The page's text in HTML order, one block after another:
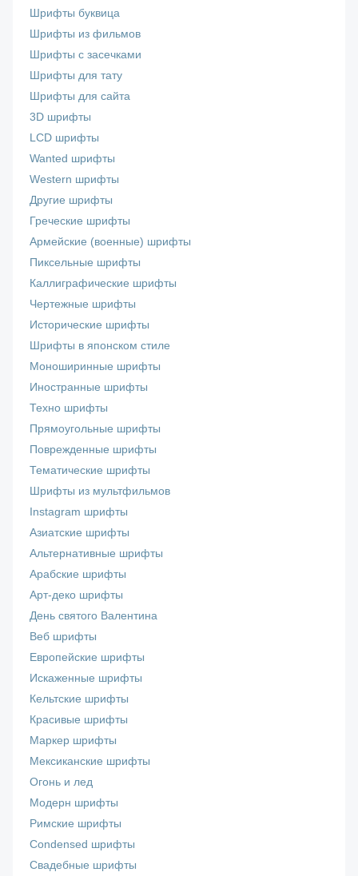
Шрифты буквица
Шрифты из фильмов
Шрифты с засечками
Шрифты для тату
Шрифты для сайта
3D шрифты
LCD шрифты
Wanted шрифты
Western шрифты
Другие шрифты
Греческие шрифты
Армейские (военные) шрифты
Пиксельные шрифты
Каллиграфические шрифты
Чертежные шрифты
Исторические шрифты
Шрифты в японском стиле
Моноширинные шрифты
Иностранные шрифты
Техно шрифты
Прямоугольные шрифты
Поврежденные шрифты
Тематические шрифты
Шрифты из мультфильмов
Instagram шрифты
Азиатские шрифты
Альтернативные шрифты
Арабские шрифты
Арт-деко шрифты
День святого Валентина
Веб шрифты
Европейские шрифты
Искаженные шрифты
Кельтские шрифты
Красивые шрифты
Маркер шрифты
Мексиканские шрифты
Огонь и лед
Модерн шрифты
Римские шрифты
Сondensed шрифты
Свадебные шрифты